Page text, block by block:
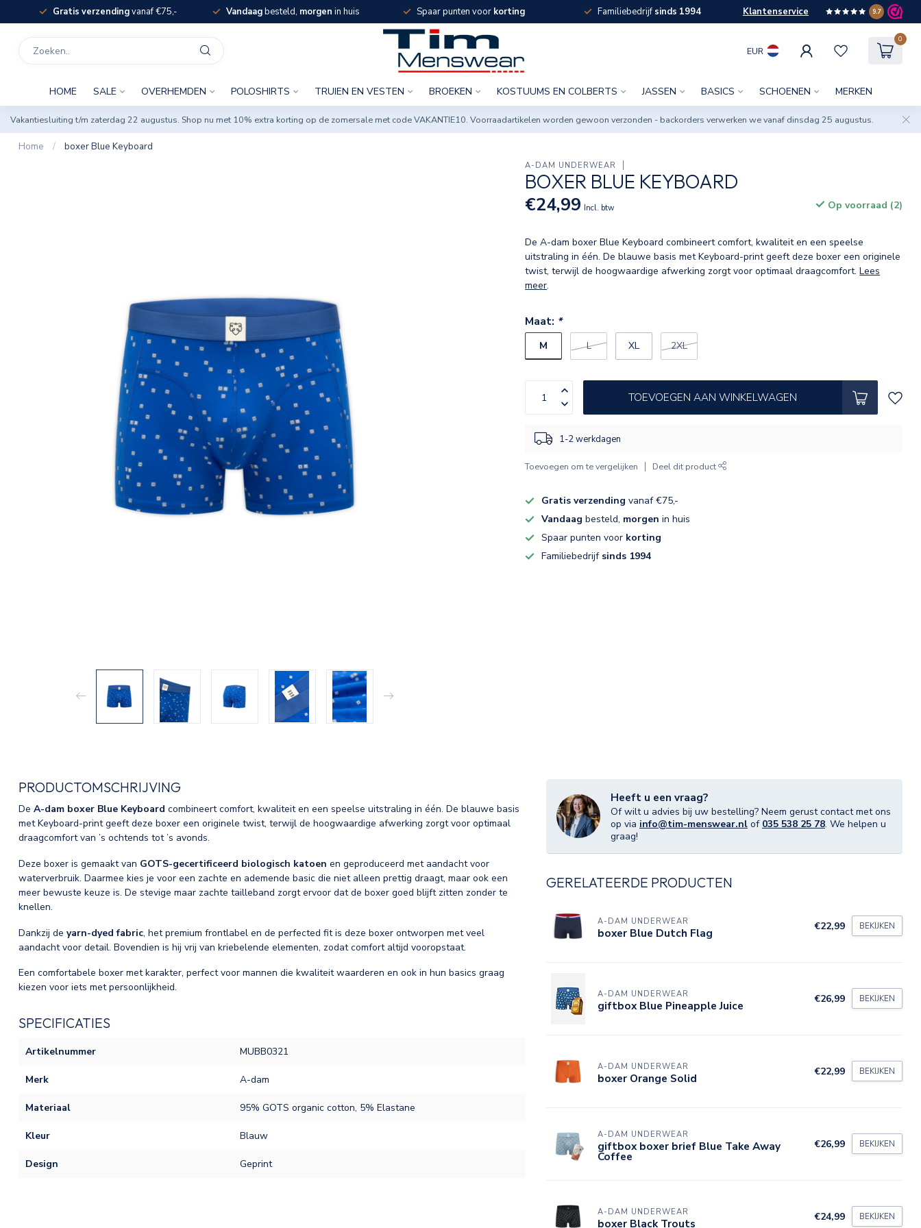
Gratis verzendingvanaf €75,- Vandaagbesteld, morgen in huis Spaar punten voor korting Familiebedrijf sinds 1994 Klantenservice 9.7
EUR
0
HOME SALE OVERHEMDEN POLOSHIRTS TRUIEN EN VESTEN BROEKEN KOSTUUMS EN COLBERTS JASSEN BASICS SCHOENEN MERKEN
Vakantiesluiting t/m zaterdag 22 augustus. Shop nu met 10% extra korting op de zomersale met code VAKANTIE10. Voorraadartikelen worden gewoon verzonden - backorders verwerken we vanaf dinsdag 25 augustus.
Home / boxer Blue Keyboard
A-DAM UNDERWEAR
BOXER BLUE KEYBOARD
€24,99 Incl. btw Op voorraad (2)
De A-dam boxer Blue Keyboard combineert comfort, kwaliteit en een speelse
uitstraling in één. De blauwe basis met Keyboard-print geeft deze boxer een originele
twist, terwijl de hoogwaardige afwerking zorgt voor optimaal draagcomfort.Lees
meer.
Maat: *
M L XL 2XL
TOEVOEGEN AAN WINKELWAGEN
1-2 werkdagen
Toevoegen om te vergelijken Deel dit product
Gratis verzending vanaf €75,-
Vandaag besteld, morgen in huis
Spaar punten voor korting
Familiebedrijf sinds 1994
PRODUCTOMSCHRIJVING
De A-dam boxer Blue Keyboard combineert comfort, kwaliteit en een speelse uitstraling in één. De blauwe basis
met Keyboard-print geeft deze boxer een originele twist, terwijl de hoogwaardige afwerking zorgt voor optimaal
draagcomfort van ’s ochtends tot ’s avonds.
Deze boxer is gemaakt van GOTS-gecertificeerd biologisch katoen en geproduceerd met aandacht voor
waterverbruik. Daarmee kies je voor een zachte en ademende basic die niet alleen prettig draagt, maar ook een
meer bewuste keuze is. De stevige maar zachte tailleband zorgt ervoor dat de boxer goed blijft zitten zonder te
knellen.
Dankzij de yarn-dyed fabric, het premium frontlabel en de perfected fit is deze boxer ontworpen met veel
aandacht voor detail. Bovendien is hij vrij van kriebelende elementen, zodat comfort altijd vooropstaat.
Een comfortabele boxer met karakter, perfect voor mannen die kwaliteit waarderen en ook in hun basics graag
kiezen voor iets met persoonlijkheid.
SPECIFICATIES
Artikelnummer MUBB0321
Merk A-dam
Materiaal 95% GOTS organic cotton, 5% Elastane
Kleur Blauw
Design Geprint
Heeft u een vraag?
Of wilt u advies bij uw bestelling? Neem gerust contact met ons
op via info@tim-menswear.nl of 035 538 25 78. We helpen u
graag!
GERELATEERDE PRODUCTEN
A-DAM UNDERWEAR
boxer Blue Dutch Flag €22,99 BEKIJKEN
A-DAM UNDERWEAR
giftbox Blue Pineapple Juice €26,99 BEKIJKEN
A-DAM UNDERWEAR
boxer Orange Solid €22,99 BEKIJKEN
A-DAM UNDERWEAR
giftbox boxer brief Blue Take Away
Coffee
€26,99 BEKIJKEN
A-DAM UNDERWEAR
boxer Black Trouts €24,99 BEKIJKEN